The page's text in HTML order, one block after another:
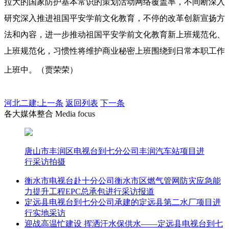
拉大的国家防护基本常识的策划活动网络覆盖率，不间断深入
研究深入推进祖国平安学前文化教育，不停的改革创新宣扬方
法和內容，进一步推动祖国平安学前文化教育新上班规范化、
上班规范化，习惯性将维护商业秘密上班围绕到日常本职工作
上班中。（贾荣荣）
河北二建: 上一条 返回列表 下一条
各大媒体整合 Media focus
唐山市丰润区电视台到七分公司丰润汽车站项目进
行采访拍摄
衡水市电视台赴十分公司衡水市区燃气管网防灾应急能
力提升工程EPC总承包进行采访报道
定远县电视台到七分公司承建的定远县第二水厂项目进
行实地采访
迎战高温忙建设 挥洒汗水保供水——定远县电视台到七